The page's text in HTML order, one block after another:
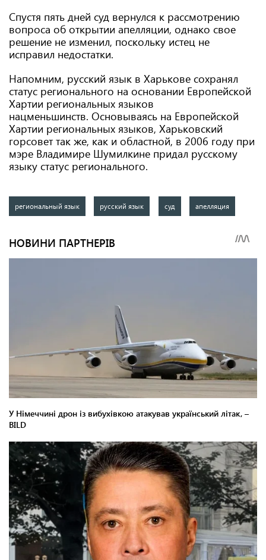
Спустя пять дней суд вернулся к рассмотрению
вопроса об открытии апелляции, однако свое
решение не изменил, поскольку истец не
исправил недостатки.
Напомним, русский язык в Харькове сохранял
статус регионального на основании Европейской
Хартии региональных языков
нацменьшинств. Основываясь на Европейской
Хартии региональных языков, Харьковский
горсовет так же, как и областной, в 2006 году при
мэре Владимире Шумилкине придал русскому
языку статус регионального.
региональный язык русский язык суд апелляция